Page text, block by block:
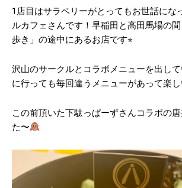
1店目はサラベリーがとってもお世話にな
ルカフェさんです！早稲田と高田馬場の
歩き」の途中にあるお店です⭐︎
沢山のサークルとコラボメニューを出し
に行っても毎回違うメニューがあって楽
この前頂いた下駄っぱーずさんコラボの
た〜